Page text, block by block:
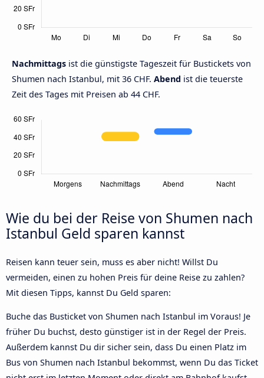
Nachmittags ist die günstigste Tageszeit für Bustickets von
Shumen nach Istanbul, mit 36 CHF. Abend ist die teuerste
Zeit des Tages mit Preisen ab 44 CHF.
Wie du bei der Reise von Shumen nach
Istanbul Geld sparen kannst
Reisen kann teuer sein, muss es aber nicht! Willst Du
vermeiden, einen zu hohen Preis für deine Reise zu zahlen?
Mit diesen Tipps, kannst Du Geld sparen:
Buche das Busticket von Shumen nach Istanbul im Voraus! Je
früher Du buchst, desto günstiger ist in der Regel der Preis.
Außerdem kannst Du dir sicher sein, dass Du einen Platz im
Bus von Shumen nach Istanbul bekommst, wenn Du das Ticket